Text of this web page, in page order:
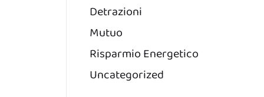
Detrazioni
Mutuo
Risparmio Energetico
Uncategorized